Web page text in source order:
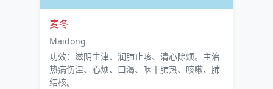
麦冬
Maidong
功效：滋阴生津、润肺止咳、清心除烦。主治
热病伤津、心烦、口渴、咽干肺热、咳嗽、肺
结核。